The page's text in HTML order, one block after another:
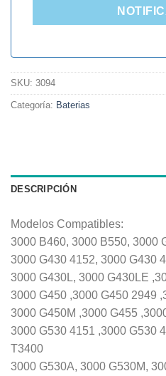
SKU: 3094
Categoría: Baterias
DESCRIPCIÓN
Modelos Compatibles:
3000 B460, 3000 B550, 3000
3000 G430 4152, 3000 G430
3000 G430L, 3000 G430LE
3000 G450 ,3000 G450 2949
3000 G450M ,3000 G455
3000 G530 4151 ,3000 G530
T3400
3000 G530A, 3000 G530M,